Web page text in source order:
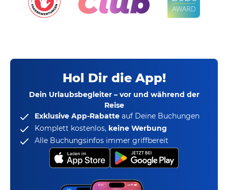
Hol Dir die App!
Dein Urlaubsbegleiter – vor und während der
Reise
Exklusive App-Rabatte auf Deine Buchungen
Komplett kostenlos, keine Werbung
Alle Buchungsinfos immer griffbereit